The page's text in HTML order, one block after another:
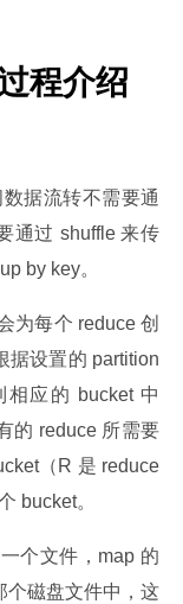
程介绍
据流转不需要通
通过 shuffle 来传
by key。
为每个 reduce 创
据设置的 partition
应的 bucket 中
的 reduce 所需要
（R 是 reduce
bucket。
个文件，map 的
个磁盘文件中，这